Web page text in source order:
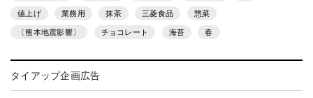
値上げ 業務用 抹茶 三菱食品 惣菜
〔熊本地震影響〕 チョコレート 海苔 春
タイアップ企画広告